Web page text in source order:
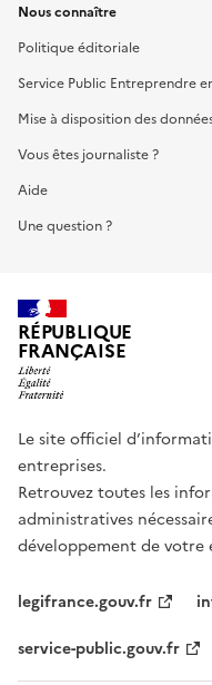
Nous connaître
Politique éditoriale
Service Public Entreprendre
Mise à disposition des
Vous êtes journaliste ?
Aide
Une question ?
RÉPUBLIQUE
FRANÇAISE
Le site officiel
entreprises.
Retrouvez toutes les
administratives
développement de votre
legifrance.gouv.fr
service-public.gouv.fr